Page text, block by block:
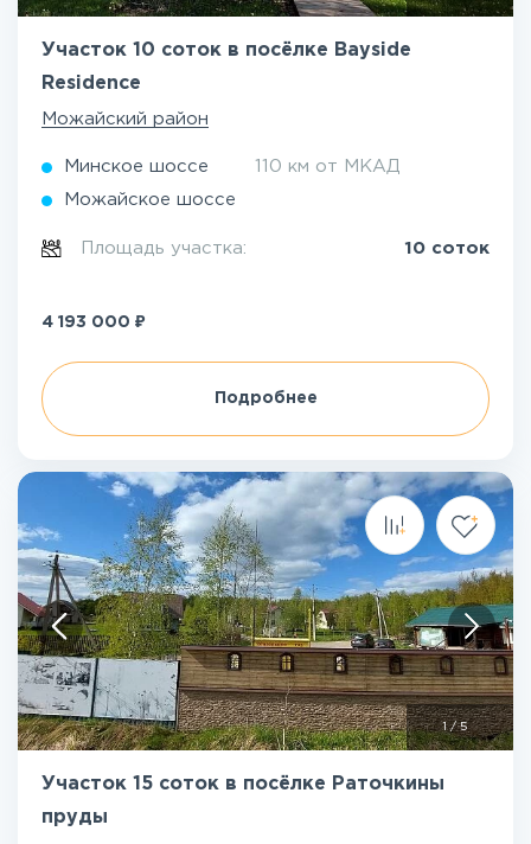
Участок 10 соток в посёлке Bayside
Residence
Можайский район
Минское шоссе 110 км от МКАД
Можайское шоссе
Площадь участка: 10 соток
4 193 000 ₽
Подробнее
1/5
Участок 15 соток в посёлке Раточкины
пруды